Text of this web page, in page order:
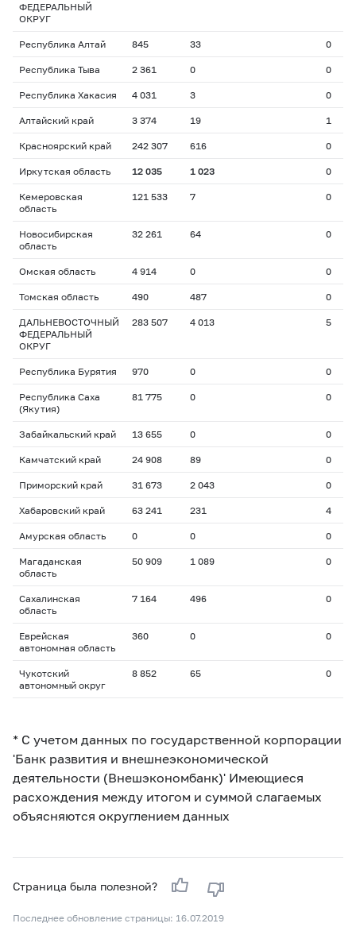
ФЕДЕРАЛЬНЫЙ
ОКРУГ
Республика Алтай 845 33 0
Республика Тыва 2 361 0 0
Республика Хакасия 4 031 3 0
Алтайский край 3 374 19 1
Красноярский край 242 307 616 0
Иркутская область 12 035 1 023 0
Кемеровская
область
121 533 7 0
Новосибирская
область
32 261 64 0
Омская область 4 914 0 0
Томская область 490 487 0
ДАЛЬНЕВОСТОЧНЫЙ
ФЕДЕРАЛЬНЫЙ
ОКРУГ
283 507 4 013 5
Республика Бурятия 970 0 0
Республика Саха
(Якутия)
81 775 0 0
Забайкальский край 13 655 0 0
Камчатский край 24 908 89 0
Приморский край 31 673 2 043 0
Хабаровский край 63 241 231 4
Амурская область 0 0 0
Магаданская
область
50 909 1 089 0
Сахалинская
область
7 164 496 0
Еврейская
автономная область
360 0 0
Чукотский
автономный округ
8 852 65 0
* С учетом данных по государственной корпорации
'Банк развития и внешнеэкономической
деятельности (Внешэкономбанк)' Имеющиеся
расхождения между итогом и суммой слагаемых
объясняются округлением данных
Страница была полезной?
Последнее обновление страницы: 16.07.2019